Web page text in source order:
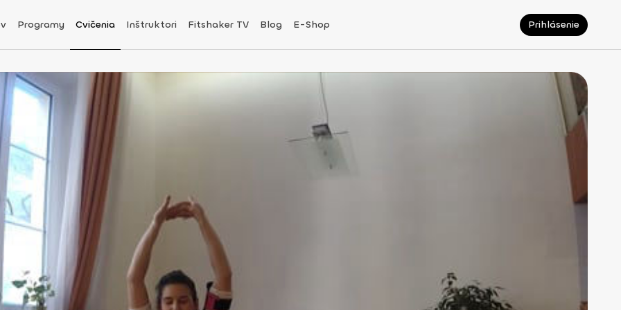
Programy Cvičenia Inštruktori Fitshaker TV Blog E-Shop Prihlásenie